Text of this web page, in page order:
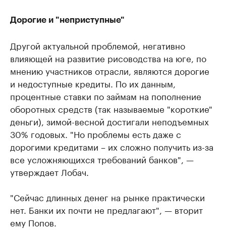
Дорогие и "неприступные"
Другой актуальной проблемой, негативно
влияющей на развитие рисоводства на юге, по
мнению участников отрасли, являются дорогие
и недоступные кредиты. По их данным,
процентные ставки по займам на пополнение
оборотных средств (так называемые "короткие"
деньги), зимой-весной достигали неподъемных
30% годовых. "Но проблемы есть даже с
дорогими кредитами – их сложно получить из-за
все усложняющихся требований банков", —
утверждает Лобач.
"Сейчас длинных денег на рынке практически
нет. Банки их почти не предлагают", — вторит
ему Попов.